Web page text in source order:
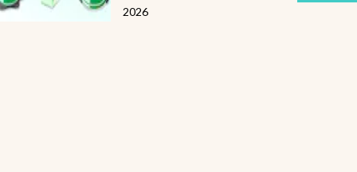
2026